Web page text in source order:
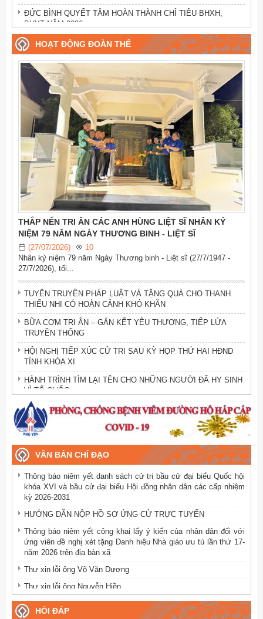
ĐỨC BÌNH QUYẾT TÂM HOÀN THÀNH CHỈ TIÊU BHXH,
BHYT NĂM 2026
ĐỨC BÌNH: KẾT NỐI VIỆC LÀM – MỞ RỘNG CƠ HỘI CHO
NGƯỜI LAO ĐỘNG
ĐỨC BÌNH: TĂNG CƯỜNG TUYÊN TRUYỀN VỀ SẮP XẾP CƠ
SỞ GIÁO DỤC CÔNG LẬP
ĐỨC BÌNH KHẨN TRƯƠNG RÀ SOÁT HỒ SƠ KHEN
THƯỞNG KHÁNG CHIẾN
LỊCH TIẾP CÔNG DÂN ĐỊNH KỲ CỦA CHỦ TỊCH UBND XÃ
THÁNG 8/2026
TUYỂN SINH VÀO TRƯỜNG VĂN HÓA CÔNG AN NHÂN DÂN
II NĂM HỌC 2026–2027
"CHIẾN DỊCH 500 NGÀY ĐÊM" ĐẨY MẠNH TÌM KIẾM, QUY
TẬP VÀ XÁC ĐỊNH DANH TÍNH HÀI CỐT LIỆT SĨ
NÂNG CAO NĂNG LỰC HOẠT ĐỘNG CỦA LỰC LƯỢNG BẢO
VỆ AN NINH MẠNG
ĐỨC BÌNH: HÀNH ĐỘNG 100 NGÀY NÂNG CAO HIỆU QUẢ
CHUYỂN ĐỔI SỐ
THẮP NẾN TRI ÂN CÁC ANH HÙNG LIỆT SĨ NHÂN KỶ NIỆM
79 NĂM NGÀY THƯƠNG BINH - LIỆT SĨ
HOẠT ĐỘNG ĐOÀN THỂ
THẮP NẾN TRI ÂN CÁC ANH HÙNG LIỆT SĨ NHÂN KỶ
NIỆM 79 NĂM NGÀY THƯƠNG BINH - LIỆT SĨ
(27/07/2026)
10
Nhân kỷ niệm 79 năm Ngày Thương binh - Liệt sĩ (27/7/1947 -
27/7/2026), tối...
TUYÊN TRUYỀN PHÁP LUẬT VÀ TẶNG QUÀ CHO THANH
THIẾU NHI CÓ HOÀN CẢNH KHÓ KHĂN
BỮA CƠM TRI ÂN – GẮN KẾT YÊU THƯƠNG, TIẾP LỬA
TRUYỀN THỐNG
HỘI NGHỊ TIẾP XÚC CỬ TRI SAU KỲ HỌP THỨ HAI HĐND
TỈNH KHÓA XI
HÀNH TRÌNH TÌM LẠI TÊN CHO NHỮNG NGƯỜI ĐÃ HY SINH
VÌ TỔ QUỐC
ĐỨC BÌNH THÀNH KÍNH TRI ÂN CÁC ANH HÙNG LIỆT SĨ
NHÂN KỶ NIỆM 79 NĂM NGÀY THƯƠNG BINH - LIỆT SĨ
CÔNG BỐ QUYẾT ĐỊNH THÀNH LẬP CÁC CHI ĐOÀN THÔN,
BUÔN
CÔNG BỐ QUYẾT ĐỊNH THÀNH LẬP CÁC CHI HỘI VÀ CHỈ
ĐỊNH CHI HỘI TRƯỞNG CÁC THÔN, BUÔN
Công trình “Đường cờ Tổ quốc” đoạn đường thanh niên Sáng –
Thực hiện Chỉ thị số 21-CT/HU ngày 09/01/2024 của Ban
Thường vụ Huyện uỷ về tăng cường sự lãnh đạo tuyên truyền,
vận động nhân dân xoá bỏ các hủ tục, phong tục không còn phù
hợp trên địa bàn huyện
Tọa đàm kỷ niệm 83 năm ngày truyền thống Người cao tuổi Việt
Nam (06/6/1941-06/6/2024).
VĂN BẢN CHỈ ĐẠO
Thông báo niêm yết danh sách cử tri bầu cử đại biểu Quốc hội
khóa XVI và bầu cử đại biểu Hội đồng nhân dân các cấp nhiệm
kỳ 2026-2031
HƯỚNG DẪN NỘP HỒ SƠ ỨNG CỬ TRỰC TUYẾN
Thông báo niêm yết công khai lấy ý kiến của nhân dân đối với
ứng viên đề nghị xét tặng Danh hiệu Nhà giáo ưu tú lần thứ 17-
năm 2026 trên địa bàn xã
Thư xin lỗi ông Võ Văn Dương
Thư xin lỗi ông Nguyễn Hiền
Thư xin lỗi ông Võ Văn Dương
HỎI ĐÁP